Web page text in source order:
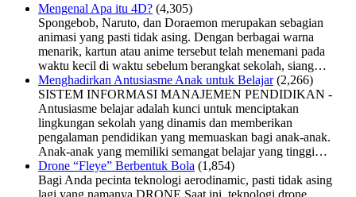
Mengenal Apa itu 4D? (4,305)
Spongebob, Naruto, dan Doraemon merupakan sebagian
animasi yang pasti tidak asing. Dengan berbagai warna
menarik, kartun atau anime tersebut telah menemani pada
waktu kecil di waktu sebelum berangkat sekolah, siang…
Menghadirkan Antusiasme Anak untuk Belajar (2,266)
SISTEM INFORMASI MANAJEMEN PENDIDIKAN -
Antusiasme belajar adalah kunci untuk menciptakan
lingkungan sekolah yang dinamis dan memberikan
pengalaman pendidikan yang memuaskan bagi anak-anak.
Anak-anak yang memiliki semangat belajar yang tinggi…
Drone “Fleye” Berbentuk Bola (1,854)
Bagi Anda pecinta teknologi aerodinamic, pasti tidak asing
lagi yang namanya DRONE.Saat ini, teknologi drone